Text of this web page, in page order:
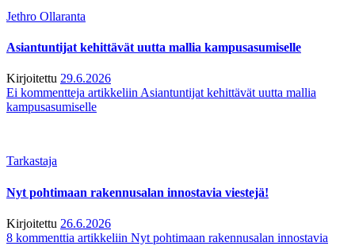
Jethro Ollaranta
Asiantuntijat kehittävät uutta mallia kampusasumiselle
Kirjoitettu 29.6.2026
Ei kommentteja artikkeliin Asiantuntijat kehittävät uutta mallia
kampusasumiselle
Tarkastaja
Nyt pohtimaan rakennusalan innostavia viestejä!
Kirjoitettu 26.6.2026
8 kommenttia artikkeliin Nyt pohtimaan rakennusalan innostavia